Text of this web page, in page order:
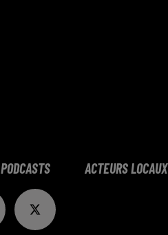
PODCASTS ACTEURS LOCAUX